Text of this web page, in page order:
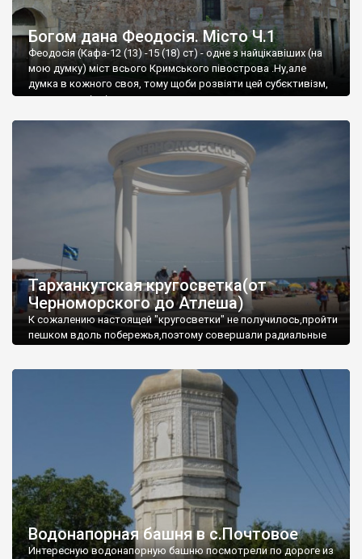
Богом дана Феодосія. Місто Ч.1
Феодосія (Кафа-12 (13) -15 (18) ст) - одне з найцікавіших (на
мою думку) міст всього Кримського півострова .Ну,але
думка в кожного своя, тому щоби розвіяти цей субєктивізм,
запрошую відвідати це
Тарханкутская кругосветка(от
Черноморского до Атлеша)
К сожалению настоящей "кругосветки" не получилось,пройти
пешком вдоль побережья,поэтому совершали радиальные
Водонапорная башня в с.Почтовое
Интересную водонапорную башню посмотрели по дороге из